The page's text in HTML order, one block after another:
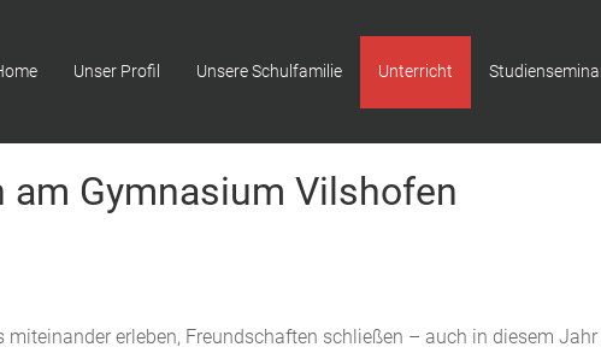
Unser Profil Unsere Schulfamilie Unterricht
am Gymnasium Vilshofen
erleben, Freundschaften schließen – auch in diesem